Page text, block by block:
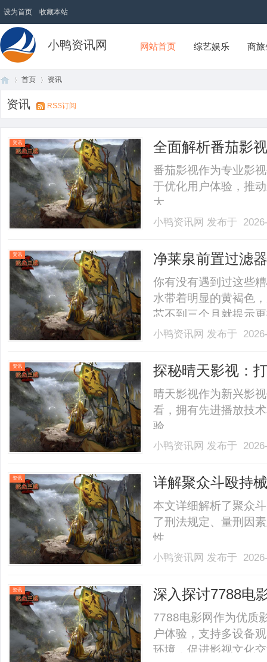
设为首页 收藏本站
小鸭资讯网 网站首页 综艺娱乐 商
首页 资讯
资讯 RSS订阅
资讯 全面解析番茄影
番茄影视作为专业影
于优化用户体验，推
大。......
小鸭资讯网 发布于
资讯
净莱泉前置过滤
决方案
你有没有遇到过这些
水带着明显的黄褐色
芯不到三个月就提示
器，出水越来越小，
堵了出水孔；开餐馆
像.........
小鸭资讯网 发布于
资讯 探秘晴天影视：
晴天影视作为新兴影
看，拥有先进播放技
验。......
小鸭资讯网 发布于
资讯 详解聚众斗殴持
本文详细解析了聚众
了刑法规定、量刑因
性。......
小鸭资讯网 发布于
资讯 深入探讨7788电
7788电影网作为优质
户体验，支持多设备
环境，促进影视文化